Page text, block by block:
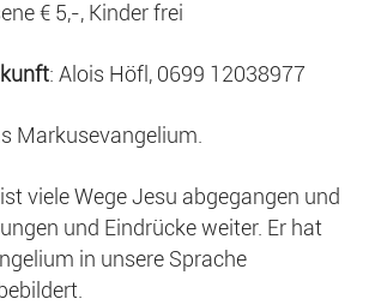
€ 5,-, Kinder frei
: Alois Höfl, 0699 12038977
Markusevangelium.
viele Wege Jesu abgegangen und
und Eindrücke weiter. Er hat
in unsere Sprache